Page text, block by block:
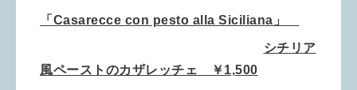
「Casarecce con pesto alla Siciliana」
シチリア
風ペーストのカザレッチェ ￥1,500